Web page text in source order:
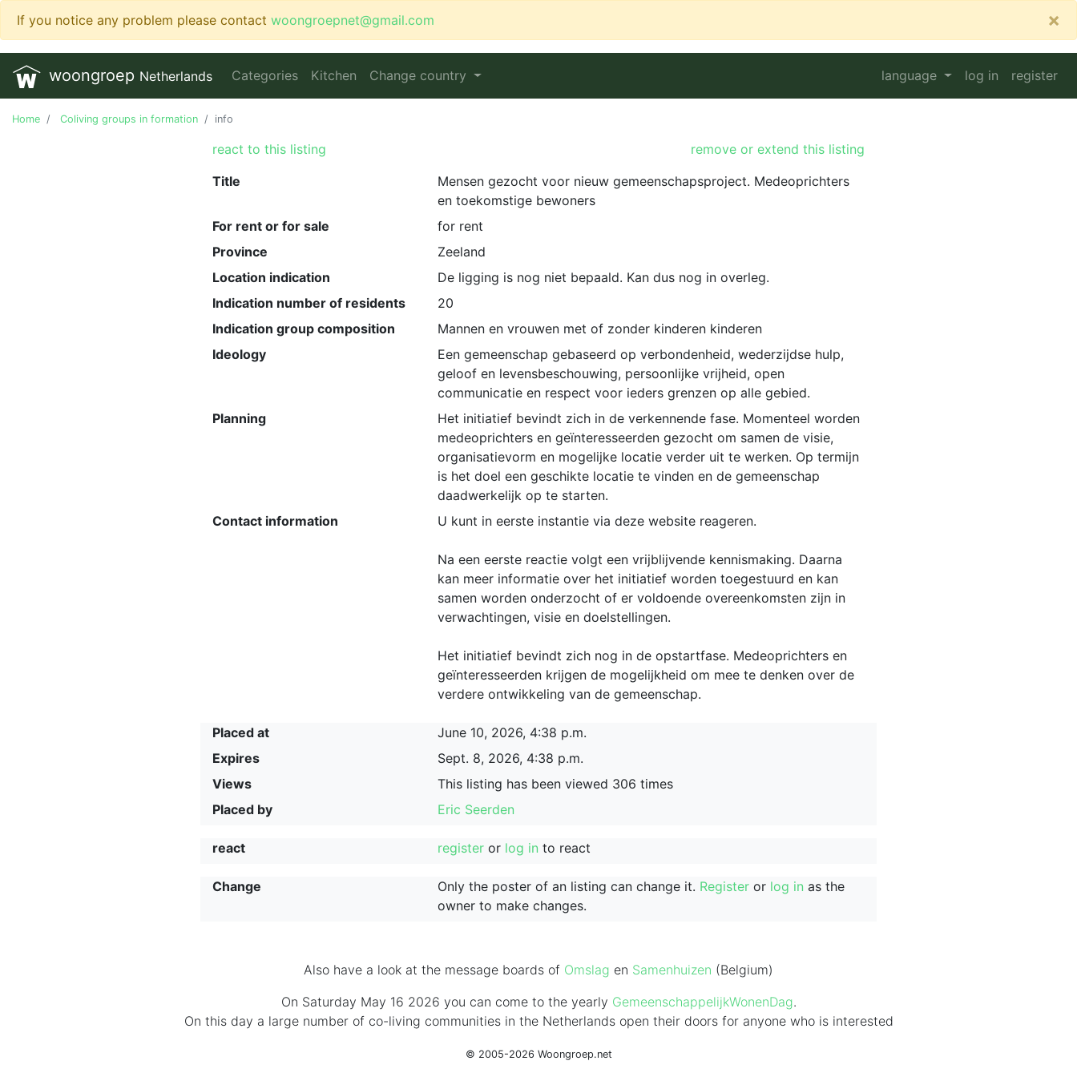
If you notice any problem please contact woongroepnet@gmail.com ×
woongroep Netherlands Categories Kitchen Change country language log in register
Home Coliving groups in formation info
react to this listing
remove or extend this listing
Title
Mensen gezocht voor nieuw gemeenschapsproject. Medeoprichters
en toekomstige bewoners
For rent or for sale
for rent
Province
Zeeland
Location indication
De ligging is nog niet bepaald. Kan dus nog in overleg.
Indication number of residents
20
Indication group composition
Mannen en vrouwen met of zonder kinderen kinderen
Ideology
Een gemeenschap gebaseerd op verbondenheid, wederzijdse hulp,
geloof en levensbeschouwing, persoonlijke vrijheid, open
communicatie en respect voor ieders grenzen op alle gebied.
Planning
Het initiatief bevindt zich in de verkennende fase. Momenteel worden
medeoprichters en geïnteresseerden gezocht om samen de visie,
organisatievorm en mogelijke locatie verder uit te werken. Op termijn
is het doel een geschikte locatie te vinden en de gemeenschap
daadwerkelijk op te starten.
Contact information
U kunt in eerste instantie via deze website reageren.
Na een eerste reactie volgt een vrijblijvende kennismaking. Daarna
kan meer informatie over het initiatief worden toegestuurd en kan
samen worden onderzocht of er voldoende overeenkomsten zijn in
verwachtingen, visie en doelstellingen.
Het initiatief bevindt zich nog in de opstartfase. Medeoprichters en
geïnteresseerden krijgen de mogelijkheid om mee te denken over de
verdere ontwikkeling van de gemeenschap.
Placed at
June 10, 2026, 4:38 p.m.
Expires
Sept. 8, 2026, 4:38 p.m.
Views
This listing has been viewed 306 times
Placed by
Eric Seerden
react register or log in to react
Change Only the poster of an listing can change it. Register or log in as the
owner to make changes.
Also have a look at the message boards of Omslag en Samenhuizen (Belgium)
On Saturday May 16 2026 you can come to the yearly GemeenschappelijkWonenDag.
On this day a large number of co-living communities in the Netherlands open their doors for anyone who is interested
© 2005-2026 Woongroep.net